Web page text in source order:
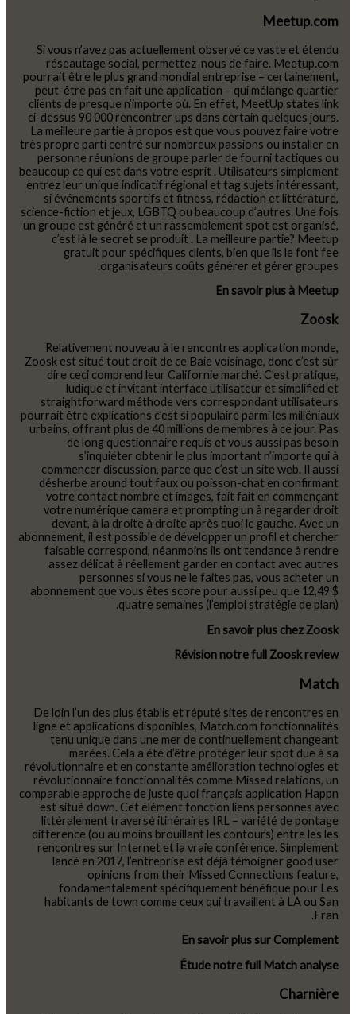
Meetup.com
Si vous n’avez pas actuellement observé ce vaste et étendu
réseautage social, permettez-nous de faire. Meetup.com
pourrait être le plus grand mondial entreprise – certainement,
peut-être pas en fait une application – qui mélange quartier
clients de presque n’importe où. En effet, MeetUp states link
ci-dessus 90 000 rencontrer ups dans certain quelques jours.
La meilleure partie à propos est que vous pouvez faire votre
très propre parti centré sur nombreux passions ou installer en
personne réunions de groupe parler de fourni tactiques ou
beaucoup ce qui est dans votre esprit . Utilisateurs simplement
entrez leur unique indicatif régional et tag sujets intéressant,
si événements sportifs et fitness, rédaction et littérature,
science-fiction et jeux, LGBTQ ou beaucoup d’autres. Une fois
un groupe est généré et un rassemblement spot est organisé,
c’est là le secret se produit . La meilleure partie? Meetup
gratuit pour spécifiques clients, bien que ils le font fee
organisateurs coûts générer et gérer groupes.
En savoir plus à Meetup
Zoosk
Relativement nouveau à le rencontres application monde,
Zoosk est situé tout droit de ce Baie voisinage, donc c’est sûr
dire ceci comprend leur Californie marché. C’est pratique,
ludique et invitant interface utilisateur et simplified et
straightforward méthode vers correspondant utilisateurs
pourrait être explications c’est si populaire parmi les milléniaux
urbains, offrant plus de 40 millions de membres à ce jour. Pas
de long questionnaire requis et vous aussi pas besoin
s’inquiéter obtenir le plus important n’importe qui à
commencer discussion, parce que c’est un site web. Il aussi
désherbe around tout faux ou poisson-chat en confirmant
votre contact nombre et images, fait fait en commençant
votre numérique camera et prompting un à regarder droit
devant, à la droite à droite après quoi le gauche. Avec un
abonnement, il est possible de développer un profil et chercher
faisable correspond, néanmoins ils ont tendance à rendre
assez délicat à réellement garder en contact avec autres
personnes si vous ne le faites pas, vous acheter un
abonnement que vous êtes score pour aussi peu que 12,49 $
quatre semaines (l’emploi stratégie de plan).
En savoir plus chez Zoosk
Révision notre full Zoosk review
Match
De loin l’un des plus établis et réputé sites de rencontres en
ligne et applications disponibles, Match.com fonctionnalités
tenu unique dans une mer de continuellement changeant
marées. Cela a été d’être protéger leur spot due à sa
révolutionnaire et en constante amélioration technologies et
révolutionnaire fonctionnalités comme Missed relations, un
comparable approche de juste quoi français application Happn
est situé down. Cet élément fonction liens personnes avec
littéralement traversé itinéraires IRL – variété de pontage
difference (ou au moins brouillant les contours) entre les les
rencontres sur Internet et la vraie conférence. Simplement
lancé en 2017, l’entreprise est déjà témoigner good user
opinions from their Missed Connections feature,
fondamentalement spécifiquement bénéfique pour Les
habitants de town comme ceux qui travaillent à LA ou San
Fran.
En savoir plus sur Complement
Étude notre full Match analyse
Charnière